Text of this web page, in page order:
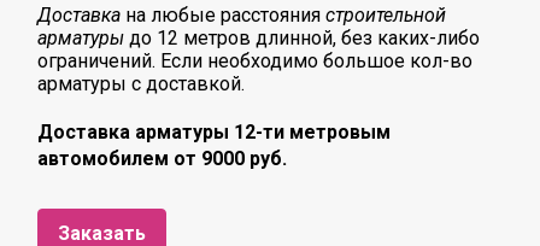
Доставка на любые расстояниястроительной
арматуры до 12 метров длинной, без каких-либо
ограничений. Если необходимо большое кол-во
арматуры с доставкой.
Доставка арматуры 12-ти метровым
автомобилем от 9000 руб.
Заказать